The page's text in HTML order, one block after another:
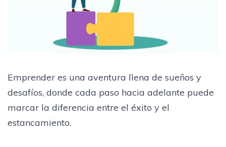
Emprender es una aventura llena de sueños y
desafíos, donde cada paso hacia adelante puede
marcar la diferencia entre el éxito y el
estancamiento.